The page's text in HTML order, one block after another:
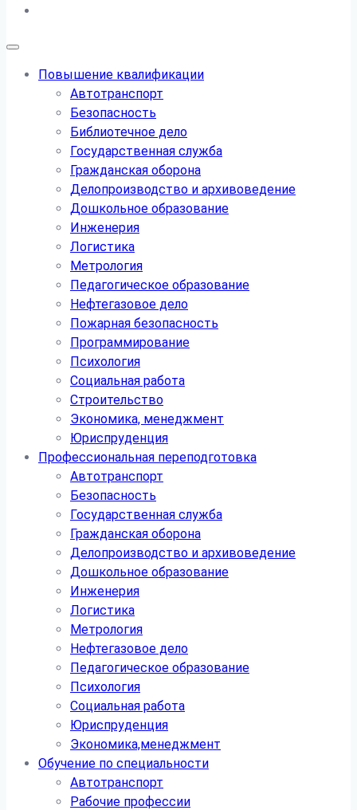
Повышение квалификации
Автотранспорт
Безопасность
Библиотечное дело
Государственная служба
Гражданская оборона
Делопроизводство и архивоведение
Дошкольное образование
Инженерия
Логистика
Метрология
Педагогическое образование
Нефтегазовое дело
Пожарная безопасность
Программирование
Психология
Социальная работа
Строительство
Экономика, менеджмент
Юриспруденция
Профессиональная переподготовка
Автотранспорт
Безопасность
Государственная служба
Гражданская оборона
Делопроизводство и архивоведение
Дошкольное образование
Инженерия
Логистика
Метрология
Нефтегазовое дело
Педагогическое образование
Психология
Социальная работа
Юриспруденция
Экономика,менеджмент
Обучение по специальности
Автотранспорт
Рабочие профессии